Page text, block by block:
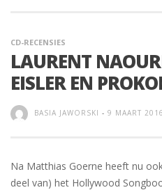
CD-RECENSIES
LAURENT
EISLER EN
BASIA JAWORSKI - 9 MAART 2016
Na Matthias Goerne heeft nu
deel van) het Hollywood